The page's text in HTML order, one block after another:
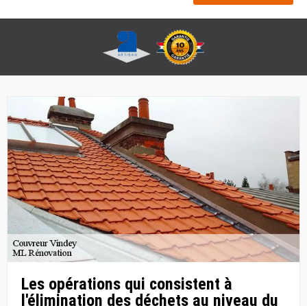
Les opérations qui consistent à
l'élimination des déchets au niveau du